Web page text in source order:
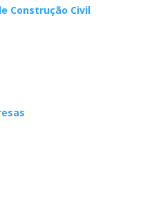
Construção Civil